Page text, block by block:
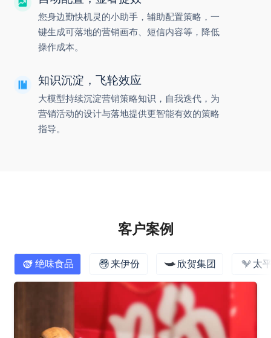
您身边勤快机灵的小助手，辅助配置策略，一
键生成可落地的营销画布、短信内容等，降低
操作成本。
知识沉淀，飞轮效应
大模型持续沉淀营销策略知识，自我迭代，为
营销活动的设计与落地提供更智能有效的策略
指导。
客户案例
绝味食品 来伊份 欣贺集团 太